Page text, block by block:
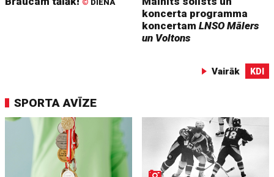
© DIENA
koncerta programma
koncertamLNSO Mālers
un Voltons
Vairāk KDI
SPORTA AVĪZE